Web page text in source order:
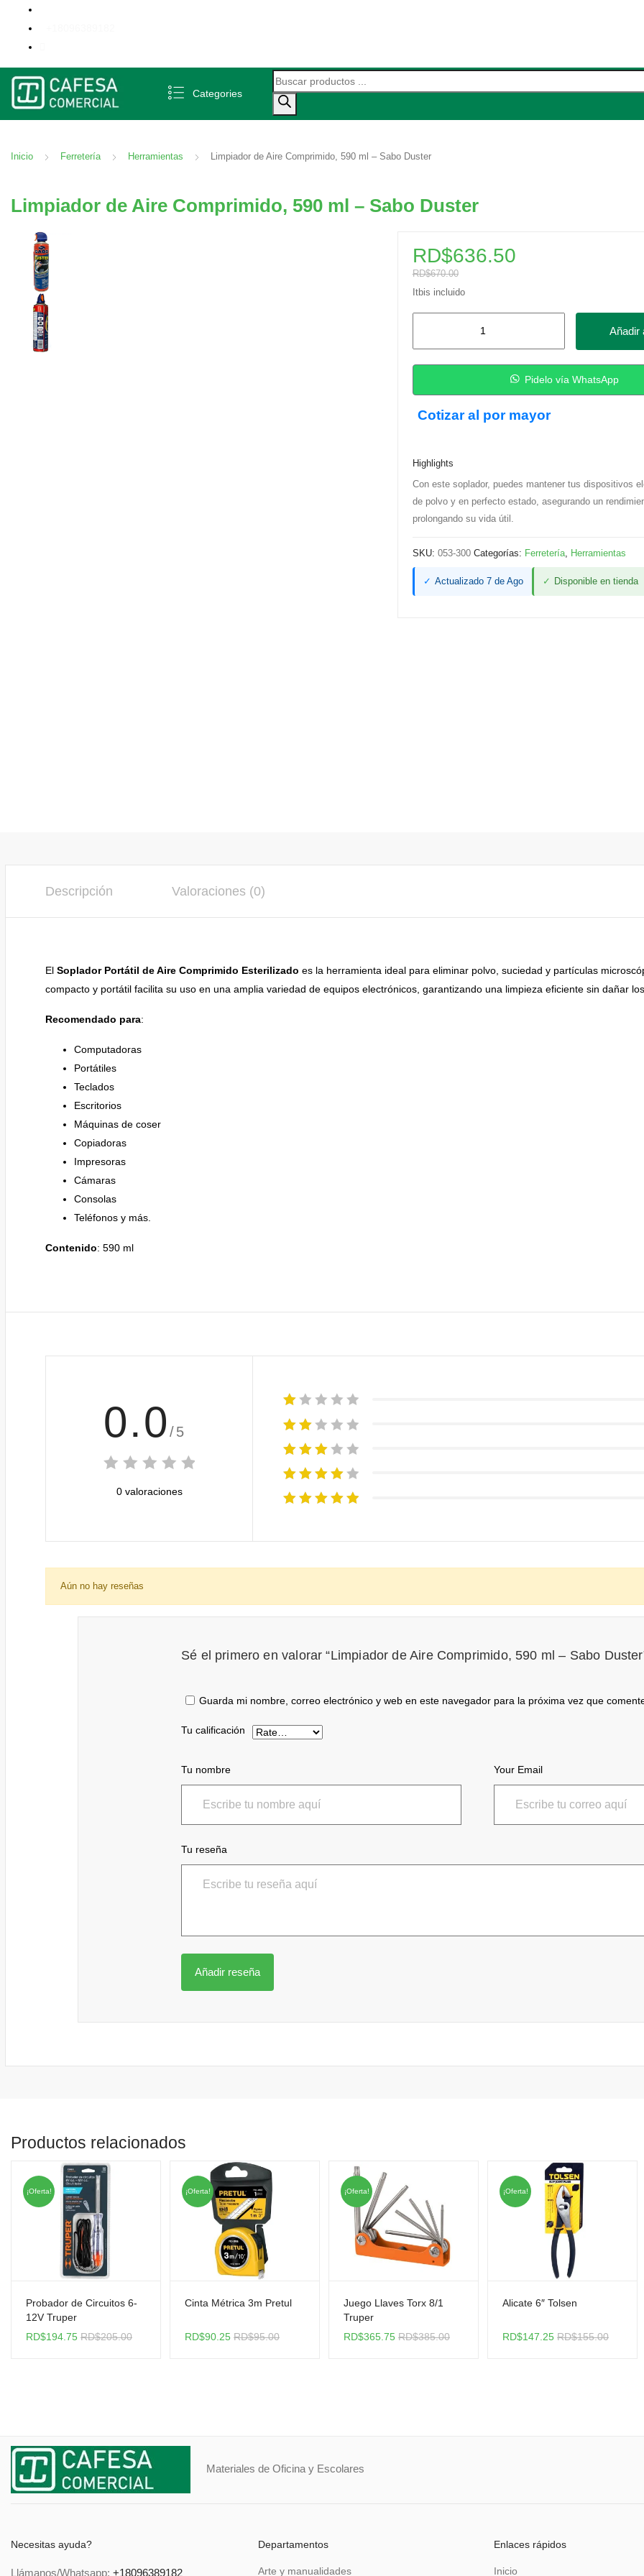
Categories
Búsqueda de productos
Inicio Ferretería Herramientas Limpiador de Aire Comprimido, 590 ml – Sabo Duster
Limpiador de Aire Comprimido, 590 ml – Sabo Duster
RD$636.50
RD$670.00
Itbis incluido
590
ml
Duster
cantidad
Añadir
Pidelo vía WhatsApp
Cotizar al por mayor
Highlights
Con este soplador, puedes mantener tus dispositivos
de polvo y en perfecto estado, asegurando un
prolongando su vida útil.
SKU: 053-300 Categorías: Ferretería, Herramientas
✓ Actualizado 7 de Ago ✓ Disponible en tienda
Descripción Valoraciones (0)
El Soplador Portátil de Aire Comprimido Esterilizado es la herramienta ideal para eliminar polvo, suciedad y partículas
compacto y portátil facilita su uso en una amplia variedad de equipos electrónicos, garantizando una limpieza eficiente sin dañar
Recomendado para:
Computadoras
Portátiles
Teclados
Escritorios
Máquinas de coser
Copiadoras
Impresoras
Cámaras
Consolas
Teléfonos y más.
Contenido: 590 ml
0.0 /5
0 valoraciones
Aún no hay reseñas
Sé el primero en valorar “Limpiador de Aire Comprimido, 590 ml – Sabo
Tu nombre Your Email
Guarda mi nombre, correo electrónico y web en este navegador para la próxima vez que
Tu calificación
Tu reseña
Productos relacionados
¡Oferta!
Probador de Circuitos 6-
12V Truper
RD$194.75 RD$205.00
¡Oferta!
Cinta Métrica 3m Pretul
RD$90.25 RD$95.00
¡Oferta!
Juego Llaves Torx 8/1
Truper
RD$365.75 RD$385.00
¡Oferta!
Alicate 6″ Tolsen
RD$147.25 RD$155.00
Materiales de Oficina y Escolares
Necesitas ayuda?
Llámanos/Whatsapp: +18096389182
Departamentos
Arte y manualidades
Enlaces rápidos
Inicio